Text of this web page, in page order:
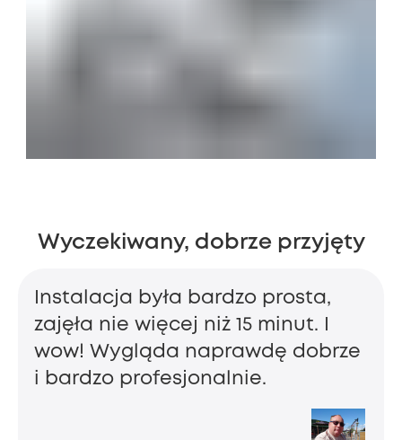
Wyczekiwany, dobrze przyjęty
Instalacja była bardzo prosta,
zajęła nie więcej niż 15 minut. I
wow! Wygląda naprawdę dobrze
i bardzo profesjonalnie.